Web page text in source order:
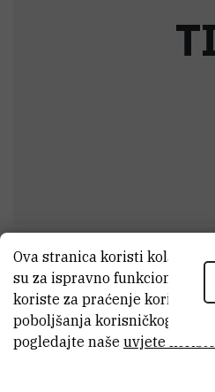
T
dr. sc.TrpimirIvšić
Znanstveni suradnik
Ova stranica koristi kolačiće.
su za ispravno
koriste za praćenje
poboljšanja korisničkog
pogledajte naše uvjete